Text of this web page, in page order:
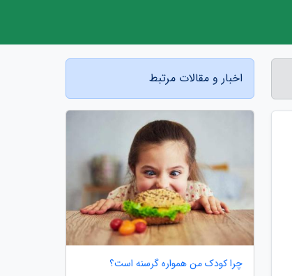
اخبار و مقالات مرتبط
چرا کودک من همواره گرسنه است؟